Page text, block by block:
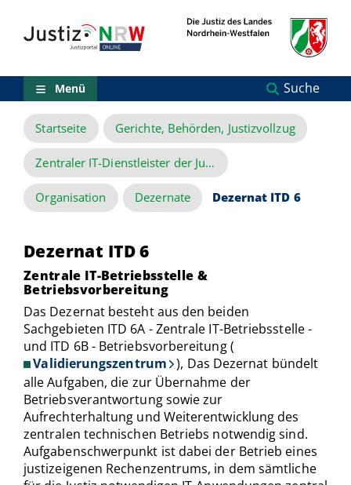
Inhalt
(Sprungmarken)
Menü
Zur
Suche
Zur
NRW-
Entscheidungssuche
Zur
Hauptnavigation
Zum
Zu
ausgewählten
Links
einzelnen
Seiten
Menü Suche
Startseite Gerichte, Behörden, Justizvollzug
Zentraler IT-Dienstleister der Justiz des Landes NRW
Organisation Dezernate Dezernat ITD 6
Dezernat ITD 6
Zentrale IT-Betriebsstelle &
Betriebsvorbereitung
Das Dezernat besteht aus den beiden
Sachgebieten ITD 6A - Zentrale IT-Betriebsstelle -
und ITD 6B - Betriebsvorbereitung (
Validierungszentrum
), Das Dezernat bündelt
alle Aufgaben, die zur Übernahme der
Betriebsverantwortung sowie zur
Aufrechterhaltung und Weiterentwicklung des
zentralen technischen Betriebs notwendig sind.
Aufgabenschwerpunkt ist dabei der Betrieb eines
justizeigenen Rechenzentrums, in dem sämtliche